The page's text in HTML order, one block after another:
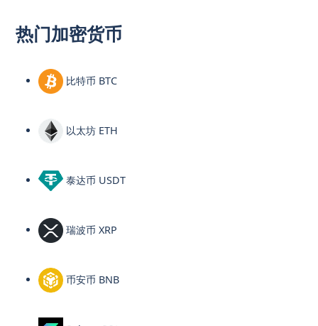
热门加密货币
比特币 BTC
以太坊 ETH
泰达币 USDT
瑞波币 XRP
币安币 BNB